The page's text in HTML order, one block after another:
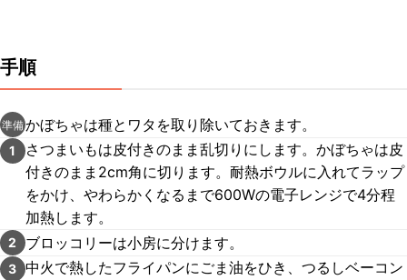
手順
準備かぼちゃは種とワタを取り除いておきます。
1
さつまいもは皮付きのまま乱切りにします。かぼちゃは皮
付きのまま2cm角に切ります。耐熱ボウルに入れてラップ
をかけ、やわらかくなるまで600Wの電子レンジで4分程
加熱します。
2 ブロッコリーは小房に分けます。
3 中火で熱したフライパンにごま油をひき、つるしベーコン